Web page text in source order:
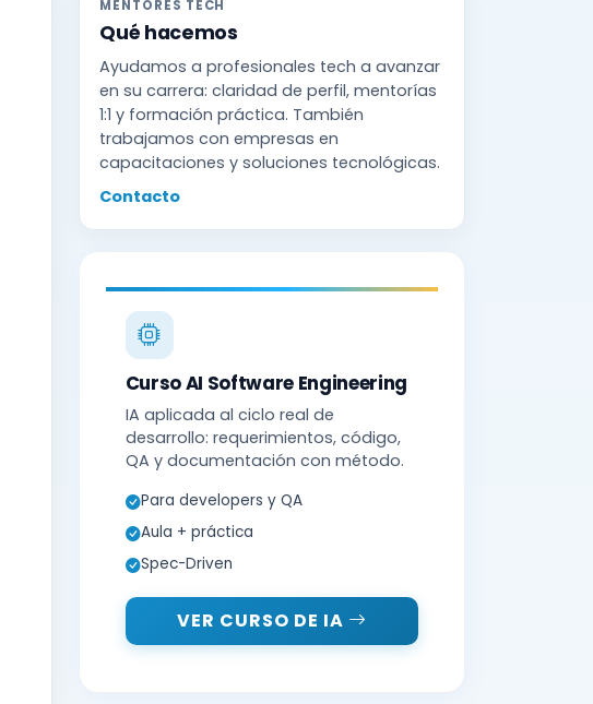
MENTORES TECH
Qué hacemos
Ayudamos a profesionales tech a avanzar
en su carrera: claridad de perfil, mentorías
1:1 y formación práctica. También
trabajamos con empresas en
capacitaciones y soluciones tecnológicas.
Contacto
Curso AI Software Engineering
IA aplicada al ciclo real de
desarrollo: requerimientos, código,
QA y documentación con método.
Para developers y QA
Aula + práctica
Spec-Driven
VER CURSO DE IA